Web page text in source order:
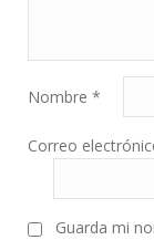
Nombre *
Correo
Guarda mi